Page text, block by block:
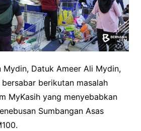
Mydin, Datuk Ameer Ali Mydin,
berikutan masalah
MyKasih yang menyebabkan
Sumbangan Asas